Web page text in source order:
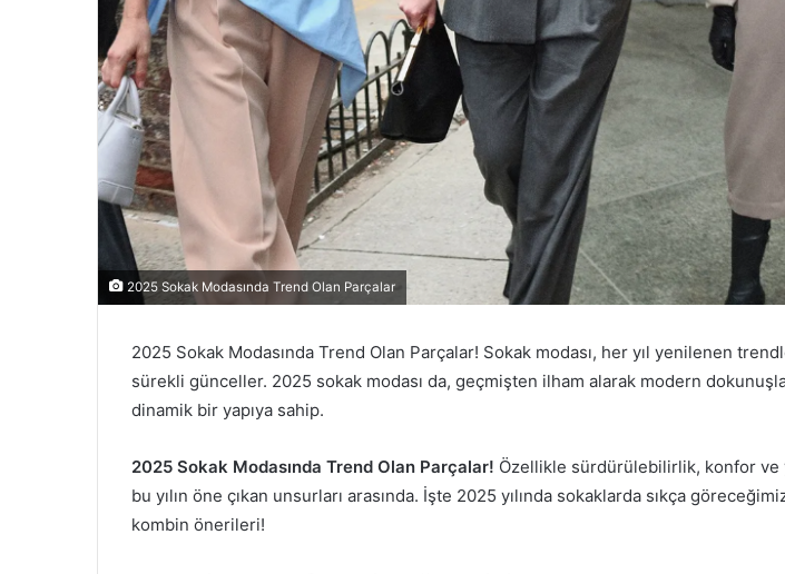
2025 Sokak Modasında Trend Olan Parçalar
2025 Sokak Modasında Trend Olan Parçalar! Sokak modası, her yıl yenilenen
sürekli günceller. 2025 sokak modası da, geçmişten ilham alarak modern
dinamik bir yapıya sahip.
2025 Sokak Modasında Trend Olan Parçalar! Özellikle sürdürülebilirlik, konfor ve
bu yılın öne çıkan unsurları arasında. İşte 2025 yılında sokaklarda sıkça
kombin önerileri!